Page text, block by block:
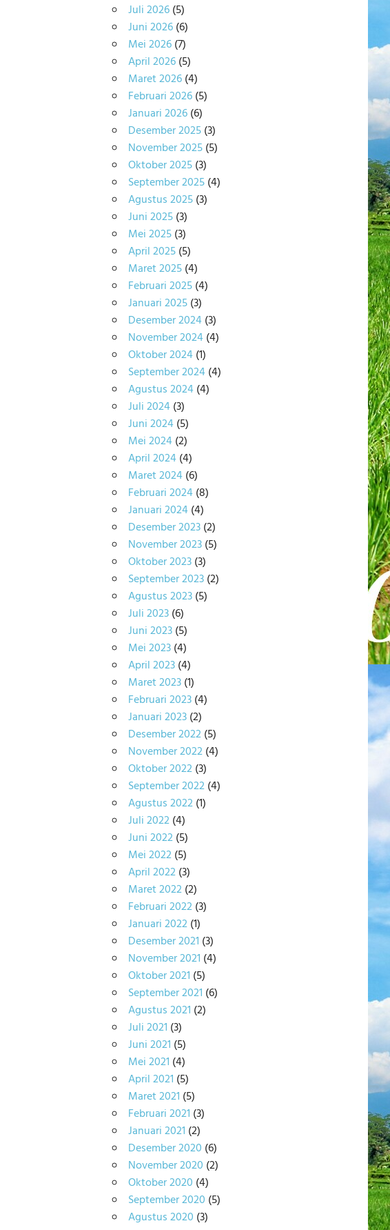
Juli 2026(5)
Juni 2026(6)
Mei 2026(7)
April 2026(5)
Maret 2026(4)
Februari 2026(5)
Januari 2026(6)
Desember 2025(3)
November 2025(5)
Oktober 2025(3)
September 2025(4)
Agustus 2025(3)
Juni 2025(3)
Mei 2025(3)
April 2025(5)
Maret 2025(4)
Februari 2025(4)
Januari 2025(3)
Desember 2024(3)
November 2024(4)
Oktober 2024(1)
September 2024(4)
Agustus 2024(4)
Juli 2024(3)
Juni 2024(5)
Mei 2024(2)
April 2024(4)
Maret 2024(6)
Februari 2024(8)
Januari 2024(4)
Desember 2023(2)
November 2023(5)
Oktober 2023(3)
September 2023(2)
Agustus 2023(5)
Juli 2023(6)
Juni 2023(5)
Mei 2023(4)
April 2023(4)
Maret 2023(1)
Februari 2023(4)
Januari 2023(2)
Desember 2022(5)
November 2022(4)
Oktober 2022(3)
September 2022(4)
Agustus 2022(1)
Juli 2022(4)
Juni 2022(5)
Mei 2022(5)
April 2022(3)
Maret 2022(2)
Februari 2022(3)
Januari 2022(1)
Desember 2021 (3)
November 2021 (4)
Oktober 2021 (5)
September 2021 (6)
Agustus 2021 (2)
Juli 2021 (3)
Juni 2021 (5)
Mei 2021 (4)
April 2021 (5)
Maret 2021 (5)
Februari 2021 (3)
Januari 2021 (2)
Desember 2020 (6)
November 2020 (2)
Oktober 2020 (4)
September 2020 (5)
Agustus 2020 (3)